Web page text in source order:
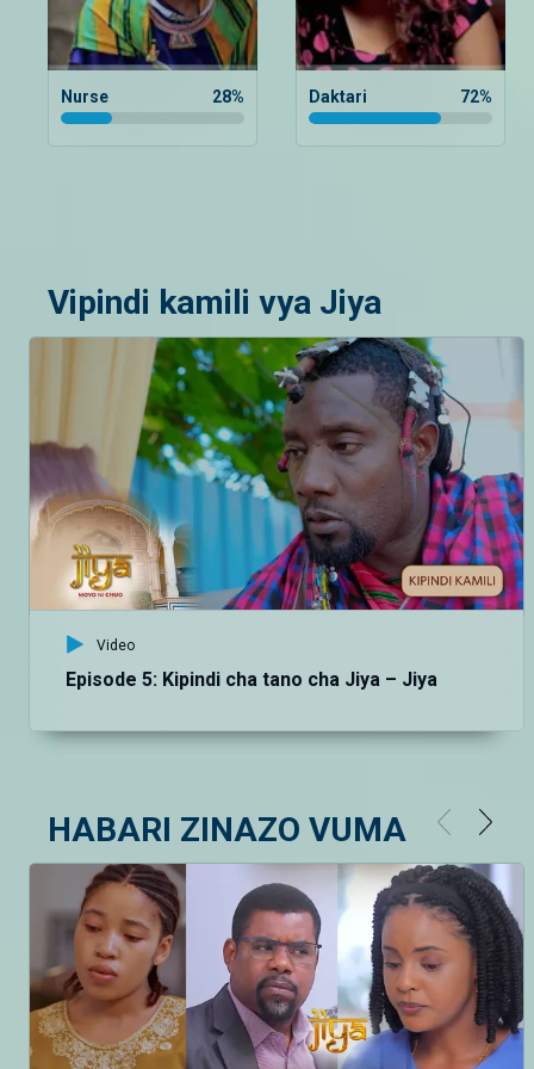
Nurse 28% Daktari 72%
Vipindi kamili vya Jiya
Video
Episode 5: Kipindi cha tano cha Jiya – Jiya
HABARI ZINAZO VUMA